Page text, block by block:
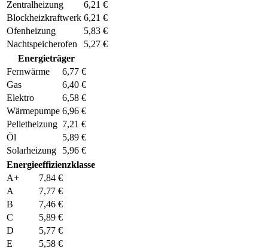
Zentralheizung
6,21 €
Blockheizkraftwerk 6,21 €
Ofenheizung
5,83 €
Nachtspeicherofen
5,27 €
Energieträger
Fernwärme
6,77 €
Gas
6,40 €
Elektro
6,58 €
Wärmepumpe 6,96 €
Pelletheizung 7,21 €
Öl
5,89 €
Solarheizung
5,96 €
Energieeffizienzklasse
A+
7,84 €
A
7,77 €
B
7,46 €
C
5,89 €
D
5,77 €
E
5,58 €